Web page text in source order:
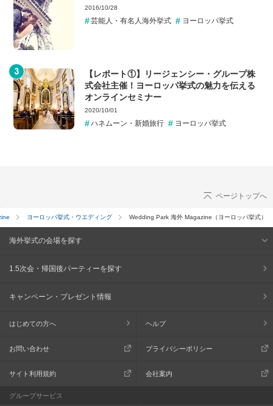
2016/10/28
芸能人・有名人海外挙式 ヨーロッパ挙式
【レポート①】リージェンシー・グループ株
式会社主催！ヨーロッパ挙式の魅力を伝える
オンラインセミナー
2020/10/01
ハネムーン・新婚旅行 ヨーロッパ挙式
ページトップへ
ヨーロッパ挙式・ウエディング Wedding Park 海外 Magazine（ヨーロッパ挙式）
海外挙式の会場を探す
1.5次会・帰国後パーティーを探す
キャンペーン・プレゼント情報
はじめての方へ ヘルプ
お問い合わせ プライバシーポリシー
サイト利用規約 会社案内
グループサービス